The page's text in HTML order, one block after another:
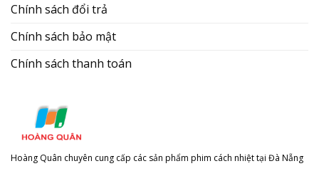
Chính sách đổi trả
Chính sách bảo mật
Chính sách thanh toán
Hoàng Quân chuyên cung cấp các sản phẩm phim cách nhiệt tại Đà Nẵng